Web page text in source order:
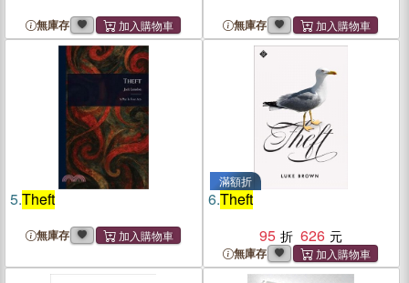
無庫存 無庫存
5.Theft
無庫存
滿額折
6.Theft
95
626
無庫存